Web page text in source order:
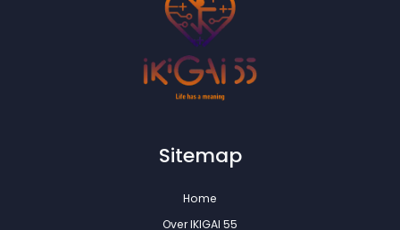
Sitemap
Home
Over IKIGAI 55